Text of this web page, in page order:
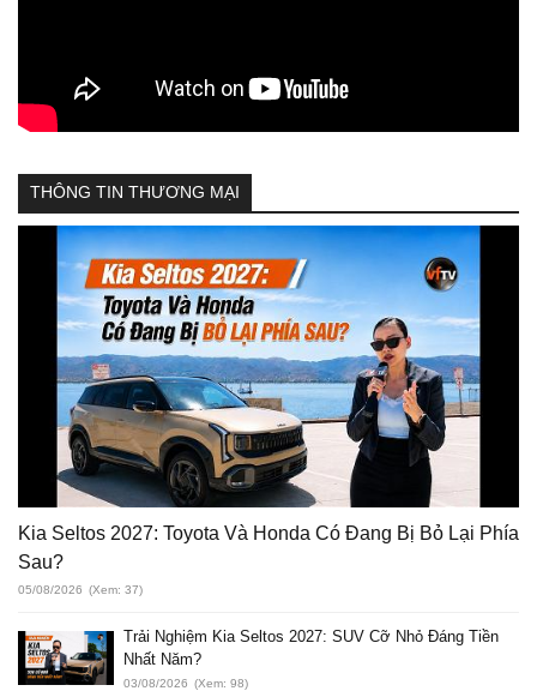
THÔNG TIN THƯƠNG MẠI
Kia Seltos 2027: Toyota Và Honda Có Đang Bị Bỏ Lại Phía
Sau?
05/08/2026 (Xem: 37)
Trải Nghiệm Kia Seltos 2027: SUV Cỡ Nhỏ Đáng Tiền
Nhất Năm?
03/08/2026 (Xem: 98)